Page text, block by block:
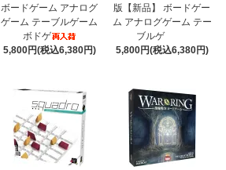
ボードゲーム アナログ
ゲーム テーブルゲーム
ボドゲ
5,800円(税込6,380円)
版【新品】 ボードゲー
ム アナログゲーム テー
ブルゲ
5,800円(税込6,380円)